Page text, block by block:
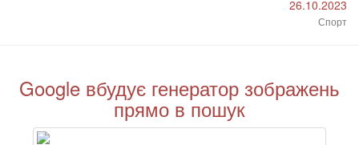
26.10.2023
Спорт
Google вбудує генератор зображень
прямо в пошук